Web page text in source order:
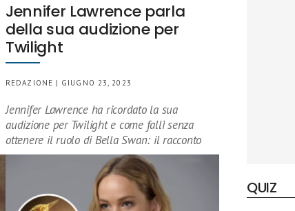
Jennifer Lawrence parla
della sua audizione per
Twilight
REDAZIONE | GIUGNO 23, 2023
Jennifer Lawrence ha ricordato la sua
audizione per Twilight e come fallì senza
ottenere il ruolo di Bella Swan: il racconto
QUIZ